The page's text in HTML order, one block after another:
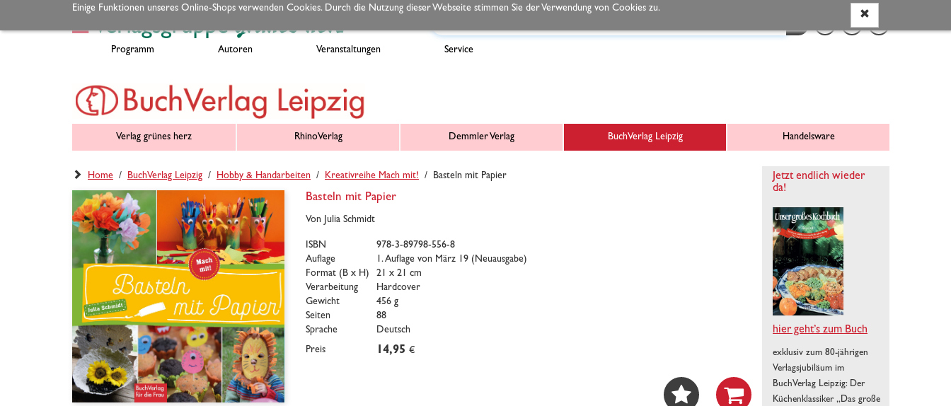
Einige Funktionen unseres Online-Shops verwenden Cookies. Durch die Nutzung dieser Webseite stimmen Sie der Verwendung von Cookies zu.
Verlag grünes herz RhinoVerlag Demmler Verlag BuchVerlag Leipzig Handelsware
Programm Autoren Veranstaltungen Service
Home / BuchVerlag Leipzig / Hobby & Handarbeiten / Kreativreihe Mach mit! / Basteln mit Papier
Basteln mit Papier
Von Julia Schmidt
ISBN
978-3-89798-556-8
Auflage
1. Auflage von März 19 (Neuausgabe)
Format (B x H)
21 x 21 cm
Verarbeitung
Hardcover
Gewicht
456 g
Seiten
88
Sprache
Deutsch
Preis
14,95 €
 
Jetzt endlich wieder
da!
hier geht’s zum Buch
exklusiv zum 80-jährigen
Verlagsjubiläum im
BuchVerlag Leipzig: Der
Küchenklassiker „Das große